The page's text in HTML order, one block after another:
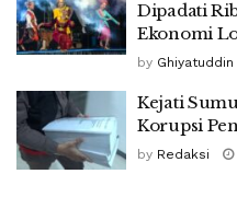
Dipadati
Ekonomi
by Ghiyatuddin
Kejati
Korupsi
by Redaksi